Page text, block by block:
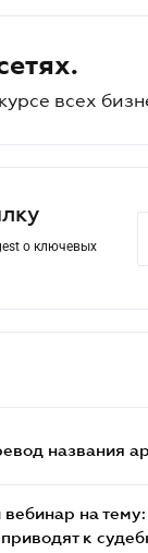
всех
о ключевых
названия
вебинар на
к